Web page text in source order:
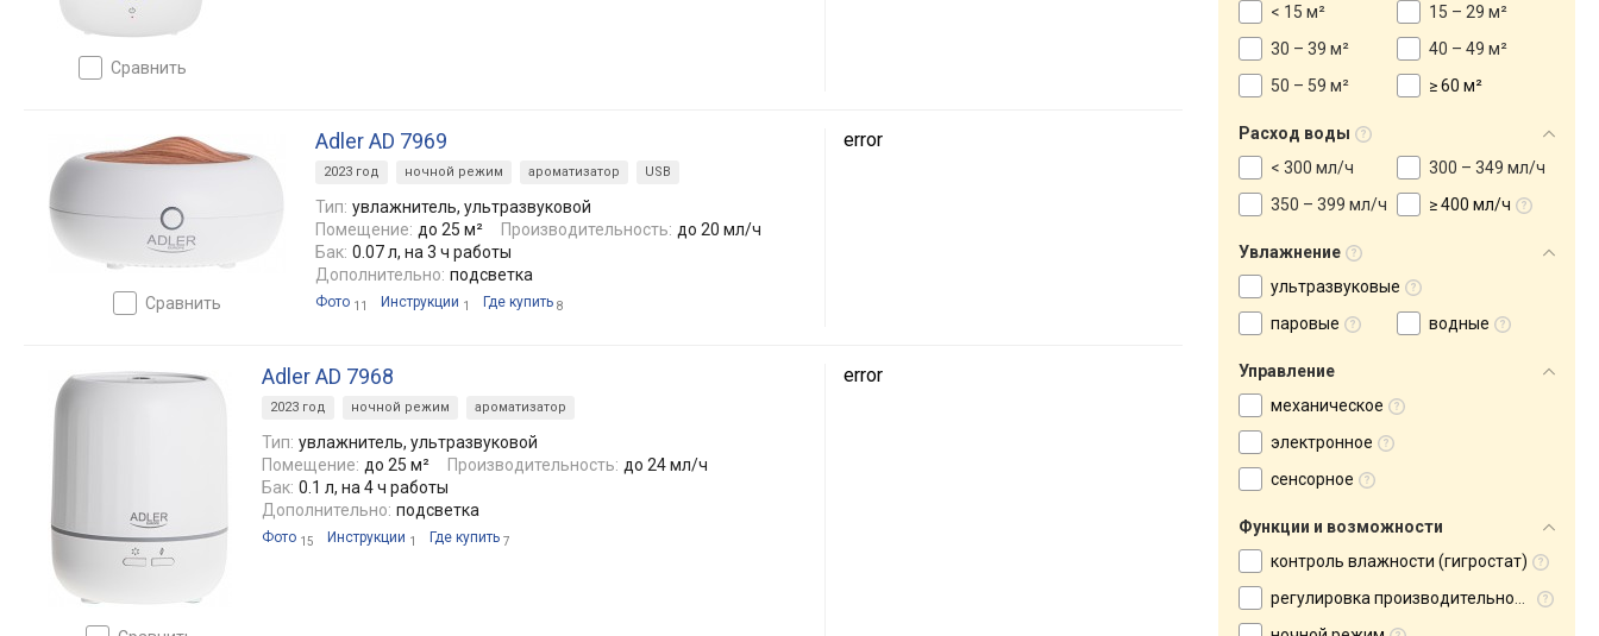
сравнить
сравнить
Adler AD 7969
2023 год ночной режим ароматизатор USB
Тип: увлажнитель, ультразвуковой
Помещение: до 25 м² Производительность: до 20 мл/ч
Бак: 0.07 л, на 3 ч работы
Дополнительно: подсветка
Фото 11 Инструкции 1 Где купить 8
error
Adler AD 7968
2023 год ночной режим ароматизатор
Тип: увлажнитель, ультразвуковой
Помещение: до 25 м² Производительность: до 24 мл/ч
Бак: 0.1 л, на 4 ч работы
Дополнительно: подсветка
Фото 15 Инструкции 1 Где купить 7
error
< 15 м²
15 – 29 м²
30 – 39 м²
40 – 49 м²
50 – 59 м²
≥ 60 м²
Расход воды
< 300 мл/ч
300 – 349 мл/ч
350 – 399 мл/ч
≥ 400 мл/ч
Увлажнение
ультразвуковые
паровые
водные
Управление
механическое
электронное
сенсорное
Функции и возможности
контроль влажности (гигростат)
регулировка производительности